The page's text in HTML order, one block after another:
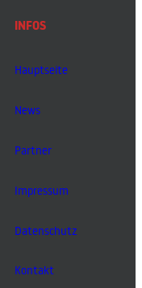
INFOS
Hauptseite
News
Partner
Impressum
Datenschutz
Kontakt